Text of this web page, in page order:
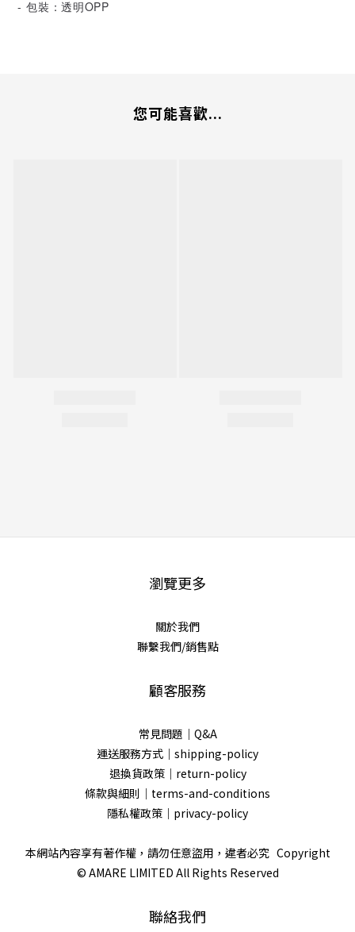
- 包裝：透明OPP
您可能喜歡...
瀏覽更多
關於我們
聯繫我們/銷售點
顧客服務
常見問題｜Q&A
運送服務方式｜shipping-policy
退換貨政策｜return-policy
條款與細則｜terms-and-conditions
隱私權政策｜privacy-policy
本網站內容享有著作權，請勿任意盜用，違者必究 Copyright
© AMARE LIMITED All Rights Reserved
聯絡我們